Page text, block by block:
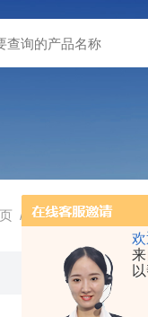
欢
/ 产品中心/SMC